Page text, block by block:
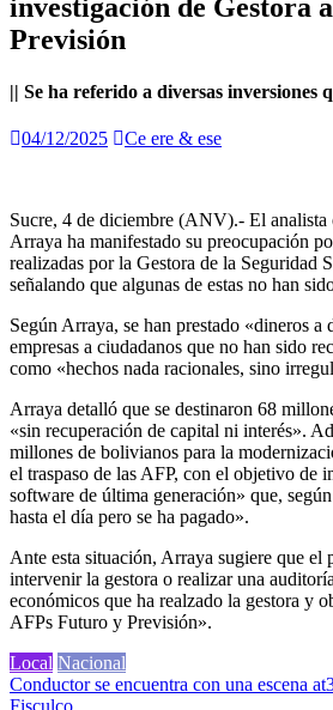
investigación de Gestora
Previsión
|| Se ha referido a diversas inversiones
04/12/2025 Ce ere & ese
Sucre, 4 de diciembre (ANV).- El analista
Arraya ha manifestado su preocupación
realizadas por la Gestora de la Seguridad
señalando que algunas de estas no han
Según Arraya, se han prestado «dineros a
empresas a ciudadanos que no han sido
como «hechos nada racionales, sino
Arraya detalló que se destinaron 68
«sin recuperación de capital ni interés».
millones de bolivianos para la
el traspaso de las AFP, con el objetivo de
software de última generación» que,
hasta el día pero se ha pagado».
Ante esta situación, Arraya sugiere que el
intervenir la gestora o realizar una
económicos que ha realzado la gestora y
AFPs Futuro y Previsión».
Local Nacional
Navegación
Conductor se encuentra con una escena